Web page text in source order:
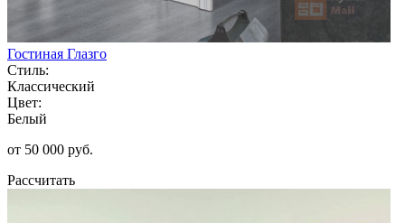
Гостиная Глазго
Стиль:
Классический
Цвет:
Белый
от 50 000 руб.
Рассчитать